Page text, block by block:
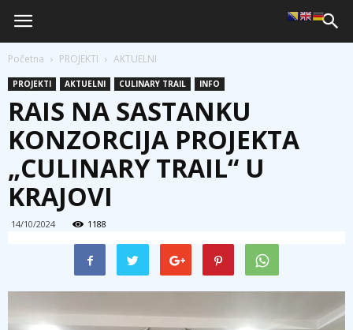
Početna PROJEKTI AKTUELNI
PROJEKTI AKTUELNI CULINARY TRAIL INFO
RAIS NA SASTANKU
KONZORCIJA PROJEKTA
„CULINARY TRAIL“ U
KRAJOVI
14/10/2024 1188